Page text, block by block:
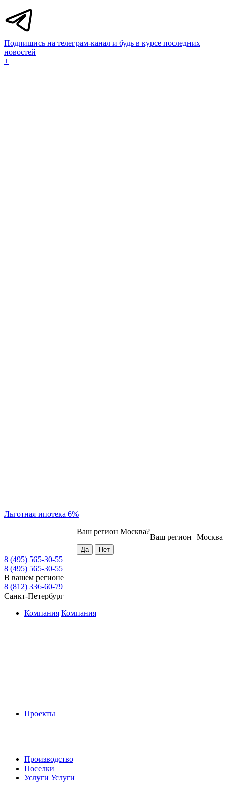
Подпишись на телеграм-канал и будь в курсе последних
новостей
+
Льготная ипотека 6%
Москва
Ваш регион
Ваш регион Москва?
8 (495) 565-30-55
8 (495) 565-30-55
В вашем регионе
8 (812) 336-60-79
Санкт-Петербург
Компания Компания
Проекты
Производство
Поселки
Услуги Услуги